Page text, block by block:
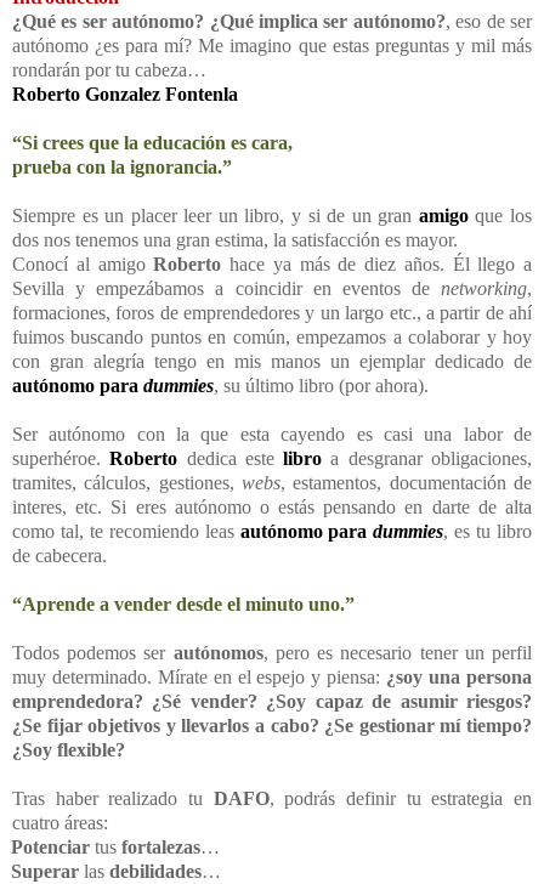
¿Qué es ser autónomo? ¿Qué implica ser autónomo?, eso de ser
autónomo ¿es para mí? Me imagino que estas preguntas y mil más
rondarán por tu cabeza…
Roberto Gonzalez Fontenla
“Si crees que la educación es cara,
prueba con la ignorancia.”
Siempre es un placer leer un libro, y si de un gran amigoque los
dos nos tenemos una gran estima, la satisfacción es mayor.
Conocí al amigoRoberto hace ya más de diez años. Él llego a
Sevilla y empezábamos a coincidir en eventos de networking,
formaciones, foros de emprendedores y un largo etc., a partir de ahí
fuimos buscando puntos en común, empezamos a colaborar y hoy
con gran alegría tengo en mis manos un ejemplar dedicado de
autónomo para dummies, su último libro (por ahora).
Ser autónomo con la que esta cayendo es casi una labor de
superhéroe.Roberto dedica estelibro a desgranar obligaciones,
tramites, cálculos, gestiones, webs, estamentos, documentación de
interes, etc. Si eres autónomo o estás pensando en darte de alta
como tal, te recomiendo leas autónomo paradummies, es tu libro
de cabecera.
“Aprende a vender desde el minuto uno.”
Todos podemos ser autónomos, pero es necesario tener un perfil
muy determinado. Mírate en el espejo y piensa: ¿soy una persona
emprendedora? ¿Sé vender? ¿Soy capaz de asumir riesgos?
¿Se fijar objetivos y llevarlos a cabo? ¿Se gestionar mí tiempo?
¿Soy flexible?
Tras haber realizado tu DAFO, podrás definir tu estrategia en
cuatro áreas:
Potenciar tus fortalezas…
Superar las debilidades…